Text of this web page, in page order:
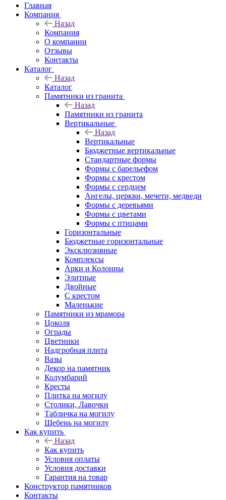
Главная
Компания
Назад
Компания
О компании
Отзывы
Контакты
Каталог
Назад
Каталог
Памятники из гранита
Назад
Памятники из гранита
Вертикальные
Назад
Вертикальные
Бюджетные вертикальные
Стандартные формы
Формы с барельефом
Формы с крестом
Формы с сердцем
Ангелы, церкви, мечети, медведи
Формы с деревьями
Формы с цветами
Формы с птицами
Горизонтальные
Бюджетные горизонтальные
Эксклюзивные
Комплексы
Арки и Колонны
Элитные
Двойные
С крестом
Маленькие
Памятники из мрамора
Цоколя
Ограды
Цветники
Надгробная плита
Вазы
Декор на памятник
Колумбарий
Кресты
Плитка на могилу
Столики, Лавочки
Табличка на могилу
Щебень на могилу
Как купить
Назад
Как купить
Условия оплаты
Условия доставки
Гарантия на товар
Конструктор памятников
Контакты